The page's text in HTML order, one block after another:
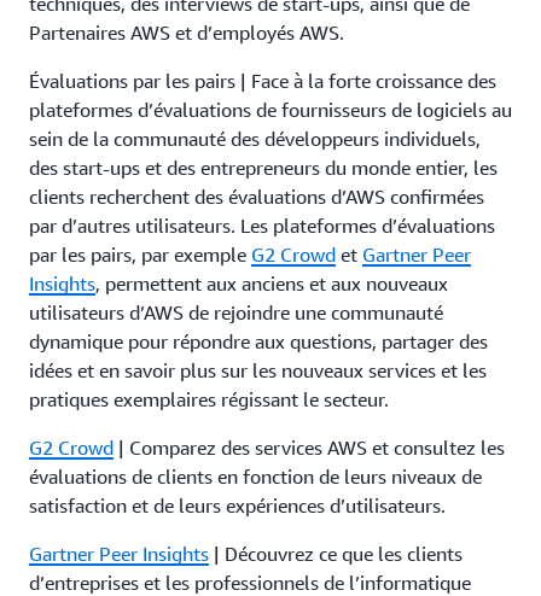
Partenaires AWS et d’employés AWS.
Évaluations par les pairs | Face à la forte croissance des
plateformes d’évaluations de fournisseurs de logiciels au
sein de la communauté des développeurs individuels,
des start-ups et des entrepreneurs du monde entier, les
clients recherchent des évaluations d’AWS confirmées
par d’autres utilisateurs. Les plateformes d’évaluations
par les pairs, par exemple G2 Crowd et Gartner Peer
Insights, permettent aux anciens et aux nouveaux
utilisateurs d’AWS de rejoindre une communauté
dynamique pour répondre aux questions, partager des
idées et en savoir plus sur les nouveaux services et les
pratiques exemplaires régissant le secteur.
G2 Crowd | Comparez des services AWS et consultez les
évaluations de clients en fonction de leurs niveaux de
satisfaction et de leurs expériences d’utilisateurs.
Gartner Peer Insights | Découvrez ce que les clients
d’entreprises et les professionnels de l’informatique